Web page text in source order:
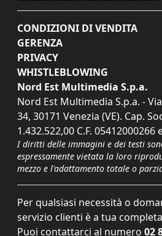
CONDIZIONI DI VENDITA
GERENZA
PRIVACY
WHISTLEBLOWING
Nord Est Multimedia S.p.a.
Nord Est Multimedia S.p.a. -
34, 30171 Venezia (VE). Cap.
1.432.522,00 C.F. 05412000266
I diritti delle immagini e dei testi
espressamente vietata la loro
mezzo e l'adattamento totale o
Per qualsiasi necessità o
servizio clienti è a tua
Puoi contattarci al numero 02